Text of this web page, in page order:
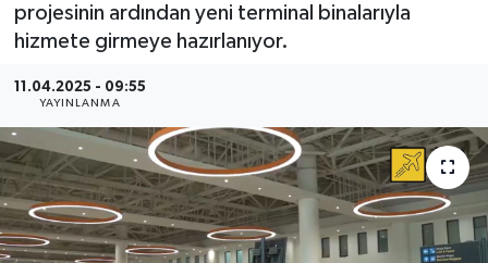
projesinin ardından yeni terminal binalarıyla
hizmete girmeye hazırlanıyor.
11.04.2025 - 09:55
YAYINLANMA